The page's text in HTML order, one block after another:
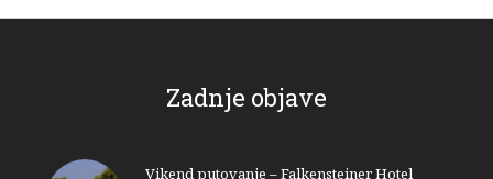
Zadnje objave
Vikend putovanje – Falkensteiner Hotel